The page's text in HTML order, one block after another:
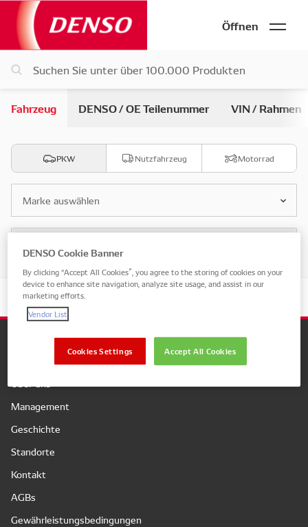
Öffnen
Fahrzeug DENSO / OE Teilenummer VIN / Rahmen
PKW Nutzfahrzeug Motorrad
Marke auswählen
Unternehmen
Über uns
Management
Geschichte
Standorte
Kontakt
AGBs
Gewährleistungsbedingungen
DENSO Cookie Banner
By clicking “Accept All Cookies”, you agree to the storing of cookies on your
device to enhance site navigation, analyze site usage, and assist in our
marketing efforts.
Vendor List
Accept All Cookies
Cookies Settings